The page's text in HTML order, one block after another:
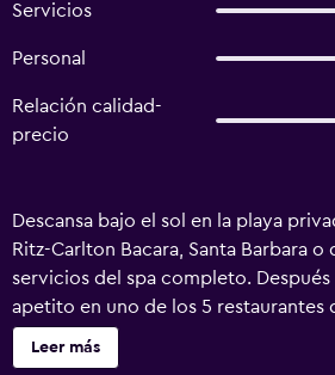
Servicios
Personal
Relación calidad-
precio
Descansa bajo el sol en la playa
Ritz-Carlton Bacara, Santa Barbara o
servicios del spa completo. Después
apetito en uno de los 5 restaurantes
ofrece un servicio de limpieza a
Bacara, Santa Barbara ofrece 358
Leer más